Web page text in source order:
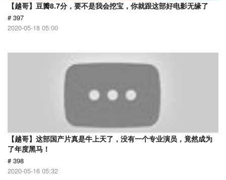
【越哥】豆瓣8.7分，要不是我会挖宝，你就跟这部好电影无缘了
# 397
2020-05-18 05:00
【越哥】这部国产片真是牛上天了，没有一个专业演员，竟然成为
了年度黑马！
# 398
2020-05-16 05:32